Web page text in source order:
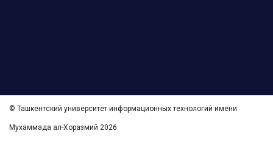
© Ташкентский университет информационных технологий имени
Мухаммада ал-Хоразмий 2026